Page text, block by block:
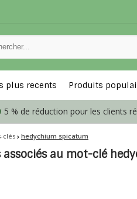
plus recents Produits
5 % de réduction pour les clients
clés hedychium spicatum
associés au mot-clé